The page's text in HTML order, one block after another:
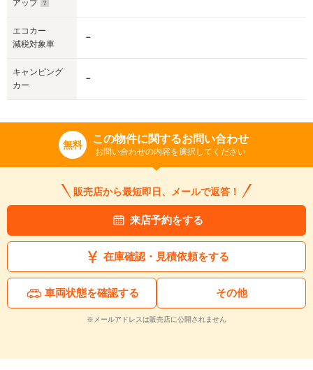
アップ
エコカー
減税対象車
－
キャンピング
カー
－
無料 この物件に関するお問い合わせ
お問い合わせの内容を選択してください
販売店から最短即日、メールで返答！
来店予約をする
在庫確認・見積依頼をする
車両状態を確認する その他
※メールアドレスは販売店に公開されません